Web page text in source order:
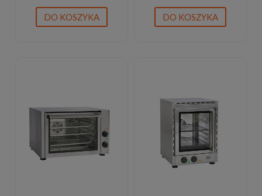
DO KOSZYKA DO KOSZYKA